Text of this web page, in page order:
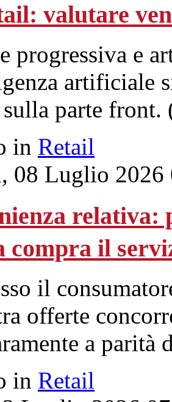
valutare
progressiva e
artificiale
sulla parte
in Retail
08 Luglio 2026
relativa:
compra il
il
offerte
a parità
in Retail